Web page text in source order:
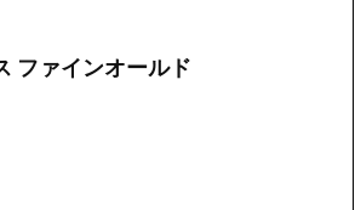
ファインオールド